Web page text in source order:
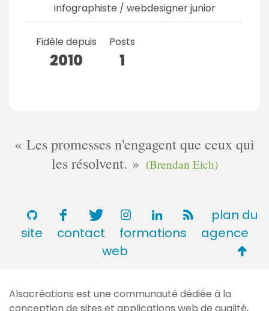
infographiste / webdesigner junior
Fidèle depuis
2010
Posts
1
Les promesses n'engagent que ceux qui
les résolvent.
(Brendan Eich)
plan du
site
contact formations
agence
web
de
Alsacréations est une communauté dédiée à la